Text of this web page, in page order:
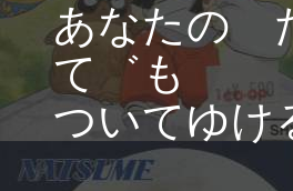
あなたの
て゛も
ついてゆ